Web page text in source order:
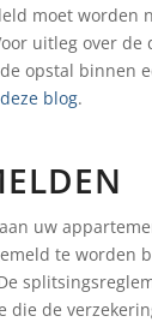
moet worden
uitleg over de
opstal binnen
deze blog.
uw
te worden
die de